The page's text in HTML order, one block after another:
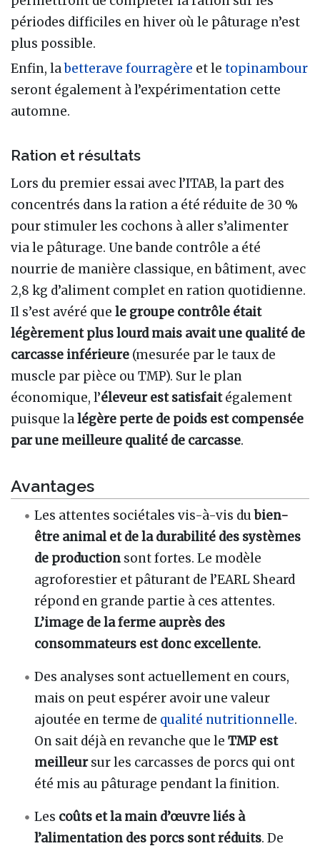
périodes difficiles en hiver où le pâturage n’est
plus possible.
Enfin, labetterave fourragère et le topinambour
seront également à l’expérimentation cette
automne.
Ration et résultats
Lors du premier essai avec l’ITAB, la part des
concentrés dans la ration a été réduite de 30 %
pour stimuler les cochons à aller s’alimenter
via le pâturage. Une bande contrôle a été
nourrie de manière classique, en bâtiment, avec
2,8 kg d’aliment complet en ration quotidienne.
Il s’est avéré que le groupe contrôle était
légèrement plus lourd mais avait une qualité de
carcasse inférieure (mesurée par le taux de
muscle par pièce ou TMP). Sur le plan
économique, l’éleveur est satisfaitégalement
puisque lalégère perte de poids est compensée
par une meilleure qualité de carcasse.
Avantages
Les attentes sociétales vis-à-vis dubien-
être animal et de la durabilité des systèmes
de production sont fortes. Le modèle
agroforestier et pâturant de l’EARL Sheard
répond en grande partie à ces attentes.
L’image de la ferme auprès des
consommateurs est donc excellente.
Des analyses sont actuellement en cours,
mais on peut espérer avoir une valeur
ajoutée en terme de qualité nutritionnelle.
On sait déjà en revanche que leTMP est
meilleursur les carcasses de porcs qui ont
été mis au pâturage pendant la finition.
Les coûts et la main d’œuvre liés à
l’alimentation des porcs sont réduits. De